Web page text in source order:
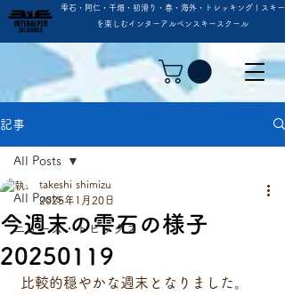
雫石・阿仁・千畑・初滑り・春・海外・トレッキング | スキー
を楽しむインターアルペンスキースクール
記事
All Posts
ニュース・トピックス
All Posts
今週末の雫石の様子
20250119
takeshi shimizu
2025年1月20日
比較的穏やかな週末となりました。